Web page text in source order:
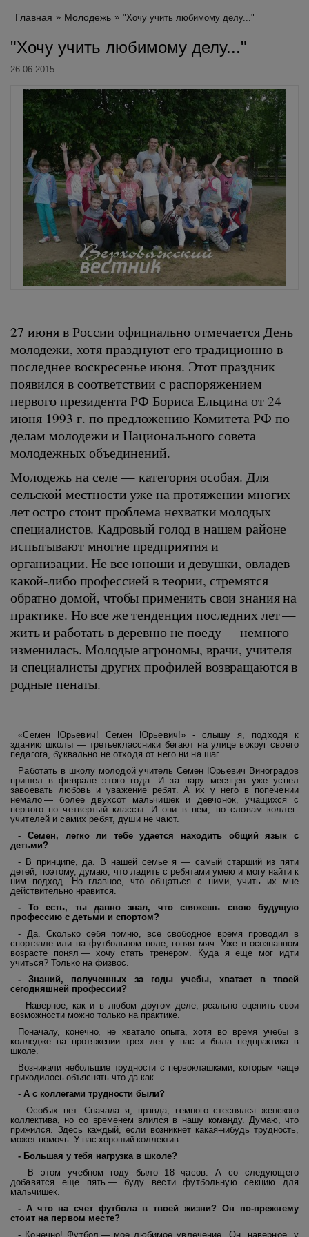
Главная Молодежь "Хочу учить любимому делу..."
"Хочу учить любимому делу..."
26.06.2015
27 июня в России официально отмечается День
молодежи, хотя празднуют его традиционно в
последнее воскресенье июня. Этот праздник
появился в соответствии с распоряжением
первого президента РФ Бориса Ельцина от 24
июня 1993 г. по предложению Комитета РФ по
делам молодежи и Национального совета
молодежных объединений.
Молодежь на селе — категория особая. Для
сельской местности уже на протяжении многих
лет остро стоит проблема нехватки молодых
специалистов. Кадровый голод в нашем районе
испытывают многие предприятия и
организации. Не все юноши и девушки, овладев
какой-либо профессией в теории, стремятся
обратно домой, чтобы применить свои знания на
практике. Но все же тенденция последних лет —
жить и работать в деревню не поеду — немного
изменилась. Молодые агрономы, врачи, учителя
и специалисты других профилей возвращаются в
родные пенаты.
«Семен Юрьевич! Семен Юрьевич!» - слышу я, подходя к
зданию школы — третьеклассники бегают на улице вокруг своего
педагога, буквально не отходя от него ни на шаг.
Работать в школу молодой учитель Семен Юрьевич Виноградов
пришел в феврале этого года. И за пару месяцев уже успел
завоевать любовь и уважение ребят. А их у него в попечении
немало — более двухсот мальчишек и девчонок, учащихся с
первого по четвертый классы. И они в нем, по словам коллег-
учителей и самих ребят, души не чают.
- Семен, легко ли тебе удается находить общий язык с
детьми?
- В принципе, да. В нашей семье я — самый старший из пяти
детей, поэтому, думаю, что ладить с ребятами умею и могу найти к
ним подход. Но главное, что общаться с ними, учить их мне
действительно нравится.
- То есть, ты давно знал, что свяжешь свою будущую
профессию с детьми и спортом?
- Да. Сколько себя помню, все свободное время проводил в
спортзале или на футбольном поле, гоняя мяч. Уже в осознанном
возрасте понял — хочу стать тренером. Куда я еще мог идти
учиться? Только на физвос.
- Знаний, полученных за годы учебы, хватает в твоей
сегодняшней профессии?
- Наверное, как и в любом другом деле, реально оценить свои
возможности можно только на практике.
Поначалу, конечно, не хватало опыта, хотя во время учебы в
колледже на протяжении трех лет у нас и была педпрактика в
школе.
Возникали небольшие трудности с первоклашками, которым чаще
приходилось объяснять что да как.
- А с коллегами трудности были?
- Особых нет. Сначала я, правда, немного стеснялся женского
коллектива, но со временем влился в нашу команду. Думаю, что
прижился. Здесь каждый, если возникнет какая-нибудь трудность,
может помочь. У нас хороший коллектив.
- Большая у тебя нагрузка в школе?
- В этом учебном году было 18 часов. А со следующего
добавятся еще пять — буду вести футбольную секцию для
мальчишек.
- А что на счет футбола в твоей жизни? Он по-прежнему
стоит на первом месте?
- Конечно! Футбол — мое любимое увлечение. Он, наверное, у